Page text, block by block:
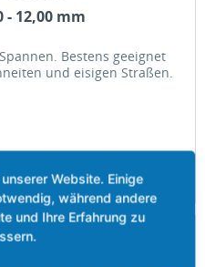
- 12,00 mm
Bestens geeignet
und eisigen Straßen.